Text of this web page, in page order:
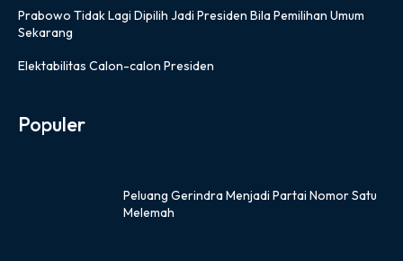
Prabowo Tidak Lagi Dipilih Jadi Presiden Bila Pemilihan Umum
Sekarang
Elektabilitas Calon-calon Presiden
Populer
Peluang Gerindra Menjadi Partai Nomor Satu
Melemah